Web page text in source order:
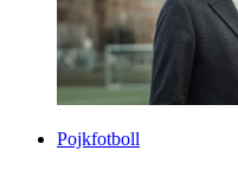
Pojkfotboll